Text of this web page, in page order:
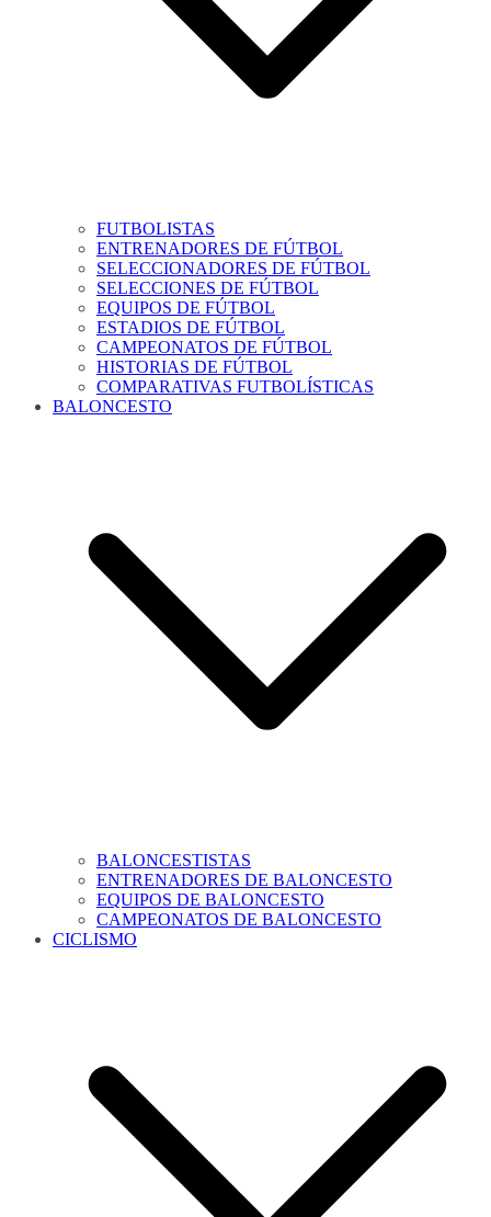
FUTBOLISTAS
ENTRENADORES DE FÚTBOL
SELECCIONADORES DE FÚTBOL
SELECCIONES DE FÚTBOL
EQUIPOS DE FÚTBOL
ESTADIOS DE FÚTBOL
CAMPEONATOS DE FÚTBOL
HISTORIAS DE FÚTBOL
COMPARATIVAS FUTBOLÍSTICAS
BALONCESTO
BALONCESTISTAS
ENTRENADORES DE BALONCESTO
EQUIPOS DE BALONCESTO
CAMPEONATOS DE BALONCESTO
CICLISMO